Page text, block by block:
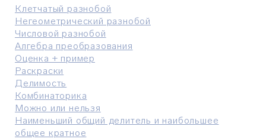
Клетчатый разнобой
Негеометрический разнобой
Числовой разнобой
Алгебра преобразования
Оценка + пример
Раскраски
Делимость
Комбинаторика
Можно или нельзя
Наименьший общий делитель и наибольшее
общее кратное